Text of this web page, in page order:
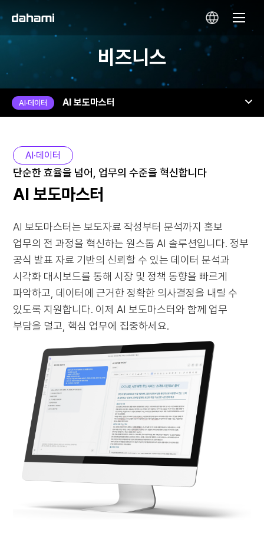
비즈니스
AI 보도마스터
AI·데이터
단순한 효율을 넘어, 업무의 수준을 혁신합니다
AI 보도마스터
AI 보도마스터는 보도자료 작성부터 분석까지 홍보
업무의 전 과정을 혁신하는 원스톱 AI 솔루션입니다.정부
공식 발표 자료 기반의 신뢰할 수 있는 데이터 분석과
시각화 대시보드를 통해 시장 및 정책 동향을 빠르게
파악하고, 데이터에 근거한 정확한 의사결정을 내릴 수
있도록 지원합니다. 이제 AI 보도마스터와 함께 업무
부담을 덜고, 핵심 업무에 집중하세요.